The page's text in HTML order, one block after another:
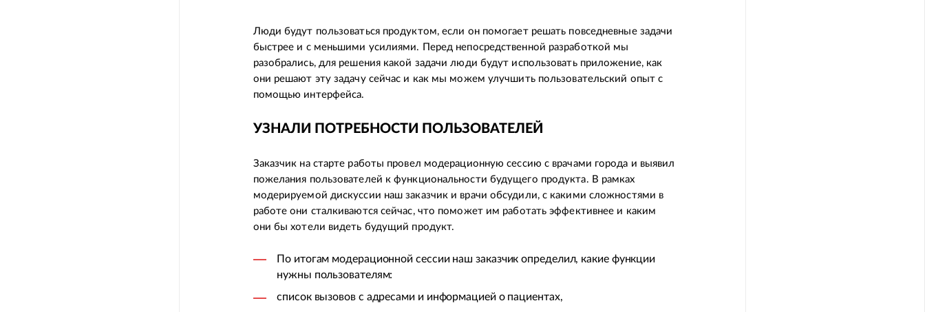
Люди будут пользоваться продуктом, если он помогает решать повседневные задачи
быстрее и с меньшими усилиями. Перед непосредственной разработкой мы
разобрались, для решения какой задачи люди будут использовать приложение, как
они решают эту задачу сейчас и как мы можем улучшить пользовательский опыт с
помощью интерфейса.
УЗНАЛИ ПОТРЕБНОСТИ ПОЛЬЗОВАТЕЛЕЙ
Заказчик на старте работы провел модерационную сессию с врачами города и выявил
пожелания пользователей к функциональности будущего продукта. В рамках
модерируемой дискуссии наш заказчик и врачи обсудили, с какими сложностями в
работе они сталкиваются сейчас, что поможет им работать эффективнее и каким
они бы хотели видеть будущий продукт.
По итогам модерационной сессии наш заказчик определил, какие функции
нужны пользователям:
список вызовов с адресами и информацией о пациентах,